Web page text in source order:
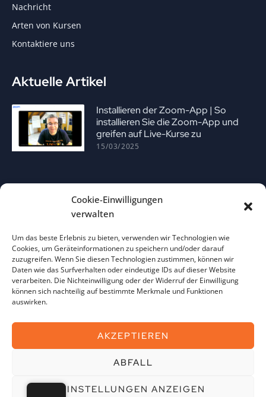
Cookie-Einwilligungen
verwalten
Um das beste Erlebnis zu bieten, verwenden wir Technologien wie
Cookies, um Geräteinformationen zu speichern und/oder darauf
zuzugreifen. Wenn Sie diesen Technologien zustimmen, können wir
Daten wie das Surfverhalten oder eindeutige IDs auf dieser Website
verarbeiten. Die Nichteinwilligung oder der Widerruf der Einwilligung
können sich nachteilig auf bestimmte Merkmale und Funktionen
auswirken.
AKZEPTIEREN
ABFALL
EINSTELLUNGEN ANZEIGEN
Nachricht
Arten von Kursen
Kontaktiere uns
Aktuelle Artikel
Installieren der Zoom-App | So
installieren Sie die Zoom-App und
greifen auf Live-Kurse zu
15/03/2025
Anleitung zur Nutzung der Anki-App
13/02/2025